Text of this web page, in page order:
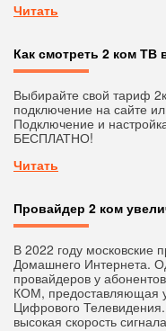
Читать
Как смотреть 2 ком ТВ
Выбирайте свой тариф
подключение на сайте
Подключение и
БЕСПЛАТНО!
Читать
Провайдер 2 ком
В 2022 году московские
Домашнего Интернета.
провайдеров у
КОМ, предоставляющая
Цифрового
высокая скорость